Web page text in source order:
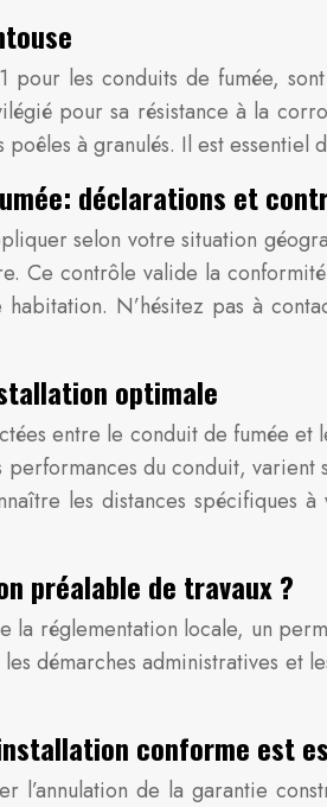
pour les conduits de fumée,
pour sa résistance à la
à granulés. Il est
déclarations et
selon votre situation
Ce contrôle valide la
N’hésitez pas à
optimale
entre le conduit de fumée
du conduit,
les distances spécifiques
préalable de travaux ?
la réglementation locale, un
démarches administratives et
conforme est
l’annulation de la garantie